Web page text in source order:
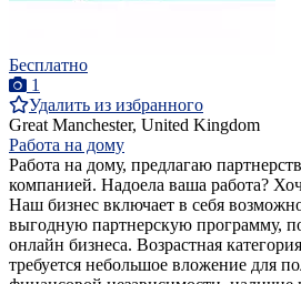
Бесплатно
1
Удалить из избранного
Great Manchester, United Kingdom
Работа на дому
Работа на дому, предлагаю
компанией. Надоела ваша работа?
Наш бизнес включает в себя
выгодную партнерскую программу,
онлайн бизнеса. Возрастная
требуется небольшое вложение для